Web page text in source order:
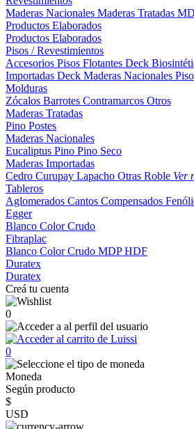
Maderas Nacionales Maderas Tratadas
Productos Elaborados
Productos Elaborados
Pisos / Revestimientos
Accesorios Pisos Flotantes Deck
Importadas Deck Maderas Nacionales
Molduras
Zócalos Barrotes Contramarcos Otros
Maderas Tratadas
Pino Postes
Maderas Nacionales
Eucaliptus Pino Pino Seco
Maderas Importadas
Cedro Curupay Lapacho Otras Roble Ver
Tableros
Aglomerados Cantos Compensados
Egger
Blanco ColorCrudo
Fibraplac
Blanco ColorCrudo MDPHDF
Duratex
Duratex
Creá tu cuenta
0
0
Moneda
Según producto
$
USD